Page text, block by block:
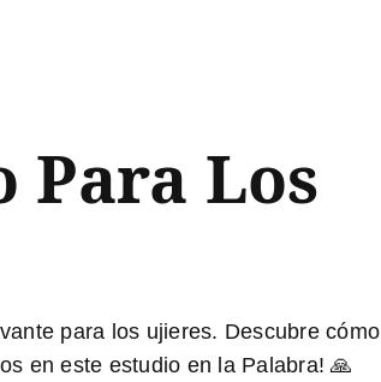
Para Los
para los ujieres. Descubre cómo
en este estudio en la Palabra! 🙏